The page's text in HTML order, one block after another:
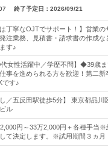
終了予定日： 2026/09/21
は丁寧なOJTでサポート！】営業の
注業務、見積書・請求書の作成な
す♪
代女性活躍中／学歴不問】◆39歳
事を進められる方を歓迎！第二新
です♪
し／五反田駅徒歩5分】 東京都品川
ル
円～33万2,000円＋各種手当
て決定します。※試用期間３ヵ月